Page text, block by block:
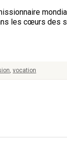
les cœurs des
, vocation